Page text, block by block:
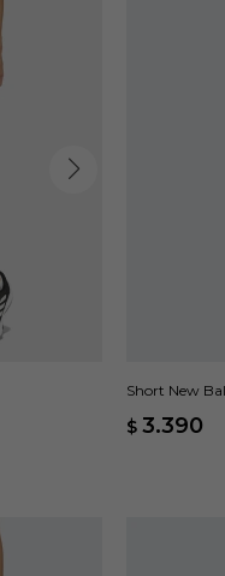
Short New
$ 3.390